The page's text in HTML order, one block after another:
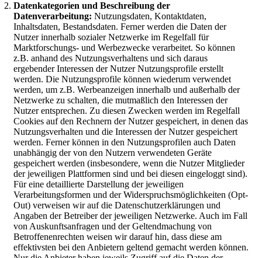
Datenkategorien und Beschreibung der
Datenverarbeitung: Nutzungsdaten, Kontaktdaten,
Inhaltsdaten, Bestandsdaten. Ferner werden die Daten der
Nutzer innerhalb sozialer Netzwerke im Regelfall für
Marktforschungs- und Werbezwecke verarbeitet. So können
z.B. anhand des Nutzungsverhaltens und sich daraus
ergebender Interessen der Nutzer Nutzungsprofile erstellt
werden. Die Nutzungsprofile können wiederum verwendet
werden, um z.B. Werbeanzeigen innerhalb und außerhalb der
Netzwerke zu schalten, die mutmaßlich den Interessen der
Nutzer entsprechen. Zu diesen Zwecken werden im Regelfall
Cookies auf den Rechnern der Nutzer gespeichert, in denen das
Nutzungsverhalten und die Interessen der Nutzer gespeichert
werden. Ferner können in den Nutzungsprofilen auch Daten
unabhängig der von den Nutzern verwendeten Geräte
gespeichert werden (insbesondere, wenn die Nutzer Mitglieder
der jeweiligen Plattformen sind und bei diesen eingeloggt sind).
Für eine detaillierte Darstellung der jeweiligen
Verarbeitungsformen und der Widerspruchsmöglichkeiten (Opt-
Out) verweisen wir auf die Datenschutzerklärungen und
Angaben der Betreiber der jeweiligen Netzwerke. Auch im Fall
von Auskunftsanfragen und der Geltendmachung von
Betroffenenrechten weisen wir darauf hin, dass diese am
effektivsten bei den Anbietern geltend gemacht werden können.